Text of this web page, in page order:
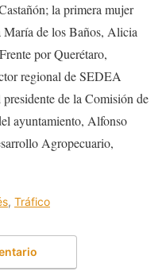
la primera mujer
María de los Baños, Alicia
por Querétaro,
regional de SEDEA
de la Comisión de
ayuntamiento, Alfonso
Agropecuario,
, Tráfico